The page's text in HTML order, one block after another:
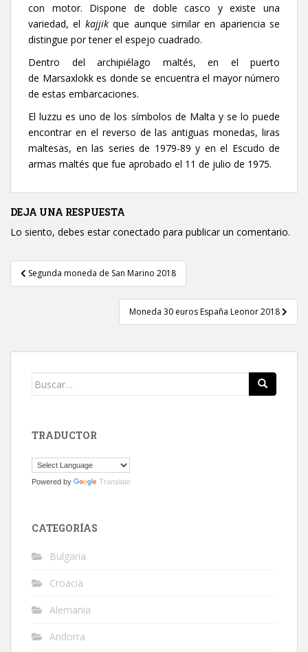
con motor. Dispone de doble casco y existe una
variedad, el kajjikque aunque similar en apariencia se
distingue por tener el espejo cuadrado.
Dentro del archipiélago maltés, en el puerto
de Marsaxlokk es donde se encuentra el mayor número
de estas embarcaciones.
El luzzu es uno de los símbolos de Malta y se lo puede
encontrar en el reverso de las antiguas monedas, liras
maltesas, en las series de 1979-89 y en el Escudo de
armas maltés que fue aprobado el 11 de julio de 1975.
DEJA UNA RESPUESTA
Lo siento, debes estar conectado para publicar un comentario.
Navegación
de
Segunda moneda de San Marino 2018
Moneda 30 euros España Leonor 2018
Buscar:
TRADUCTOR
Powered by Translate
CATEGORÍAS
Bulgaria
Croacia
Alemania
Andorra